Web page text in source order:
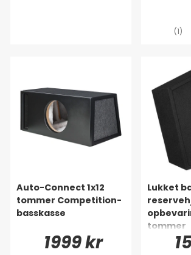
(1)
Auto-Connect 1x12
tommer Competition-
basskasse
1999 kr
Lukket
tommer